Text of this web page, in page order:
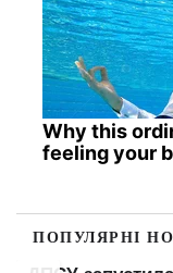
Why this
feeling your
ПОПУЛЯРНІ